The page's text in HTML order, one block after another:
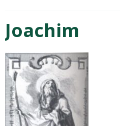
Joachim